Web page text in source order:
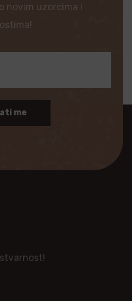
novim uzorcima i
me